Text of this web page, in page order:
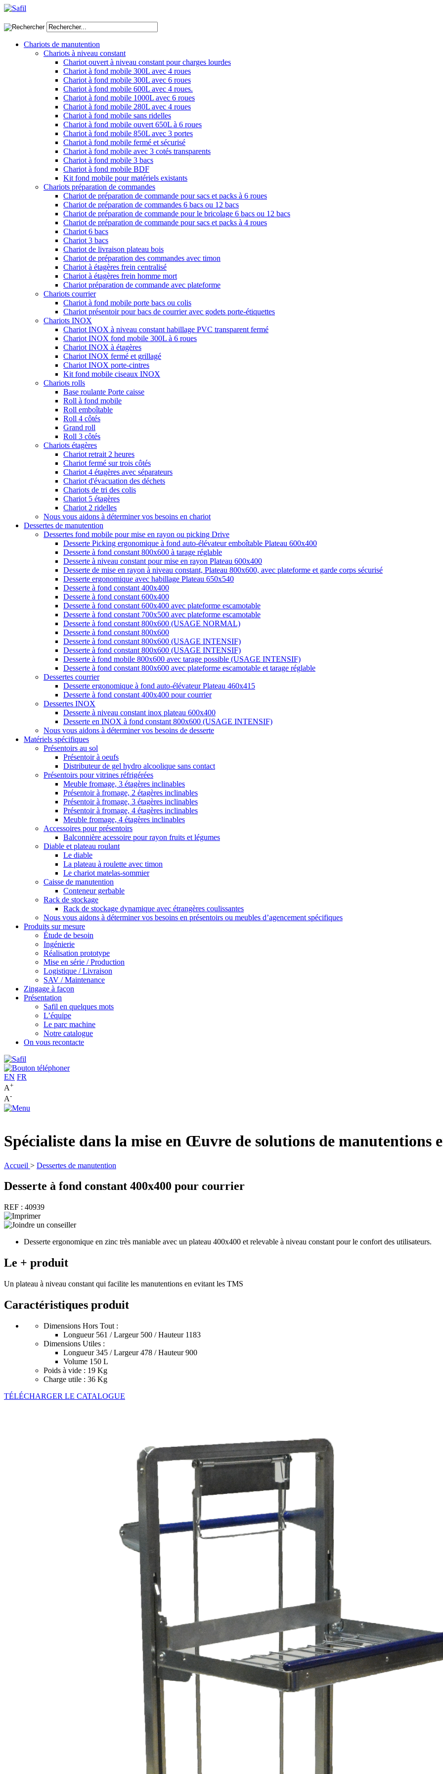
Chariots de manutention
Chariots à niveau constant
Chariot ouvert à niveau constant pour charges lourdes
Chariot à fond mobile 300L avec 4 roues
Chariot à fond mobile 300L avec 6 roues
Chariot à fond mobile 600L avec 4 roues.
Chariot à fond mobile 1000L avec 6 roues
Chariot à fond mobile 280L avec 4 roues
Chariot à fond mobile sans ridelles
Chariot à fond mobile ouvert 650L à 6 roues
Chariot à fond mobile 850L avec 3 portes
Chariot à fond mobile fermé et sécurisé
Chariot à fond mobile avec 3 cotés transparents
Chariot à fond mobile 3 bacs
Chariot à fond mobile BDF
Kit fond mobile pour matériels existants
Chariots préparation de commandes
Chariot de préparation de commande pour sacs et packs à 6 roues
Chariot de préparation de commandes 6 bacs ou 12 bacs
Chariot de préparation de commande pour le bricolage 6 bacs ou 12 bacs
Chariot de préparation de commande pour sacs et packs à 4 roues
Chariot 6 bacs
Chariot 3 bacs
Chariot de livraison plateau bois
Chariot de préparation des commandes avec timon
Chariot à étagères frein centralisé
Chariot à étagères frein homme mort
Chariot préparation de commande avec plateforme
Chariots courrier
Chariot à fond mobile porte bacs ou colis
Chariot présentoir pour bacs de courrier avec godets porte-étiquettes
Chariots INOX
Chariot INOX à niveau constant habillage PVC transparent fermé
Chariot INOX fond mobile 300L à 6 roues
Chariot INOX à étagères
Chariot INOX fermé et grillagé
Chariot INOX porte-cintres
Kit fond mobile ciseaux INOX
Chariots rolls
Base roulante Porte caisse
Roll à fond mobile
Roll emboîtable
Roll 4 côtés
Grand roll
Roll 3 côtés
Chariots étagères
Chariot retrait 2 heures
Chariot fermé sur trois côtés
Chariot 4 étagères avec séparateurs
Chariot d'évacuation des déchets
Chariots de tri des colis
Chariot 5 étagères
Chariot 2 ridelles
Nous vous aidons à déterminer vos besoins en chariot
Dessertes de manutention
Dessertes fond mobile pour mise en rayon ou picking Drive
Desserte Picking ergonomique à fond auto-élévateur emboîtable Plateau 600x400
Desserte à fond constant 800x600 à tarage réglable
Desserte à niveau constant pour mise en rayon Plateau 600x400
Desserte de mise en rayon à niveau constant, Plateau 800x600, avec plateforme et garde corps sécurisé
Desserte ergonomique avec habillage Plateau 650x540
Desserte à fond constant 400x400
Desserte à fond constant 600x400
Desserte à fond constant 600x400 avec plateforme escamotable
Desserte à fond constant 700x500 avec plateforme escamotable
Desserte à fond constant 800x600 (USAGE NORMAL)
Desserte à fond constant 800x600
Desserte à fond constant 800x600 (USAGE INTENSIF)
Desserte à fond constant 800x600 (USAGE INTENSIF)
Desserte à fond mobile 800x600 avec tarage possible (USAGE INTENSIF)
Desserte à fond constant 800x600 avec plateforme escamotable et tarage réglable
Dessertes courrier
Desserte ergonomique à fond auto-élévateur Plateau 460x415
Desserte à fond constant 400x400 pour courrier
Dessertes INOX
Desserte à niveau constant inox plateau 600x400
Desserte en INOX à fond constant 800x600 (USAGE INTENSIF)
Nous vous aidons à déterminer vos besoins de desserte
Matériels spécifiques
Présentoirs au sol
Présentoir à oeufs
Distributeur de gel hydro alcoolique sans contact
Présentoirs pour vitrines réfrigérées
Meuble fromage, 3 étagères inclinables
Présentoir à fromage, 2 étagères inclinables
Présentoir à fromage, 3 étagères inclinables
Présentoir à fromage, 4 étagères inclinables
Meuble fromage, 4 étagères inclinables
Accessoires pour présentoirs
Balconnière acessoire pour rayon fruits et légumes
Diable et plateau roulant
Le diable
La plateau à roulette avec timon
Le chariot matelas-sommier
Caisse de manutention
Conteneur gerbable
Rack de stockage
Rack de stockage dynamique avec étrangères coulissantes
Nous vous aidons à déterminer vos besoins en présentoirs ou meubles d’agencement spécifiques
Produits sur mesure
Étude de besoin
Ingénierie
Réalisation prototype
Mise en série / Production
Logistique / Livraison
SAV / Maintenance
Zingage à façon
Présentation
Safil en quelques mots
L’équipe
Le parc machine
Notre catalogue
On vous recontacte
EN FR
A+
A-
Spécialiste dans la mise en Œuvre de solutions de manutentions
Accueil > Dessertes de manutention
Desserte à fond constant 400x400 pour courrier
REF : 40939
Desserte ergonomique en zinc très maniable avec un plateau 400x400 et relevable à niveau constant pour le confort des utilisateurs.
Le + produit
Un plateau à niveau constant qui facilite les manutentions en evitant les TMS
Caractéristiques produit
Dimensions Hors Tout :
Longueur 561 / Largeur 500 / Hauteur 1183
Dimensions Utiles :
Longueur 345 / Largeur 478 / Hauteur 900
Volume 150 L
Poids à vide : 19 Kg
Charge utile : 36 Kg
TÉLÉCHARGER LE CATALOGUE